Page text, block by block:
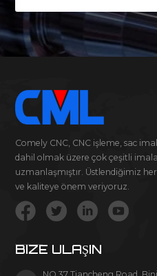
Comely CNC, CNC işleme, sac
dahil olmak üzere çok çeşitli
uzmanlaşmıştır. Üstlendiğimiz
ve kaliteye önem veriyoruz.
BIZE ULAŞIN